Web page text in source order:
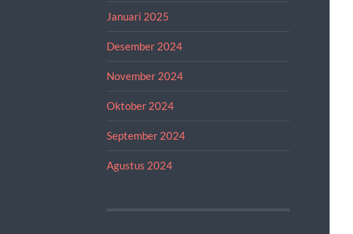
Januari 2025
Desember 2024
November 2024
Oktober 2024
September 2024
Agustus 2024